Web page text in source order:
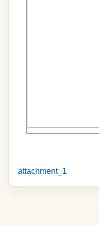
attachment_1